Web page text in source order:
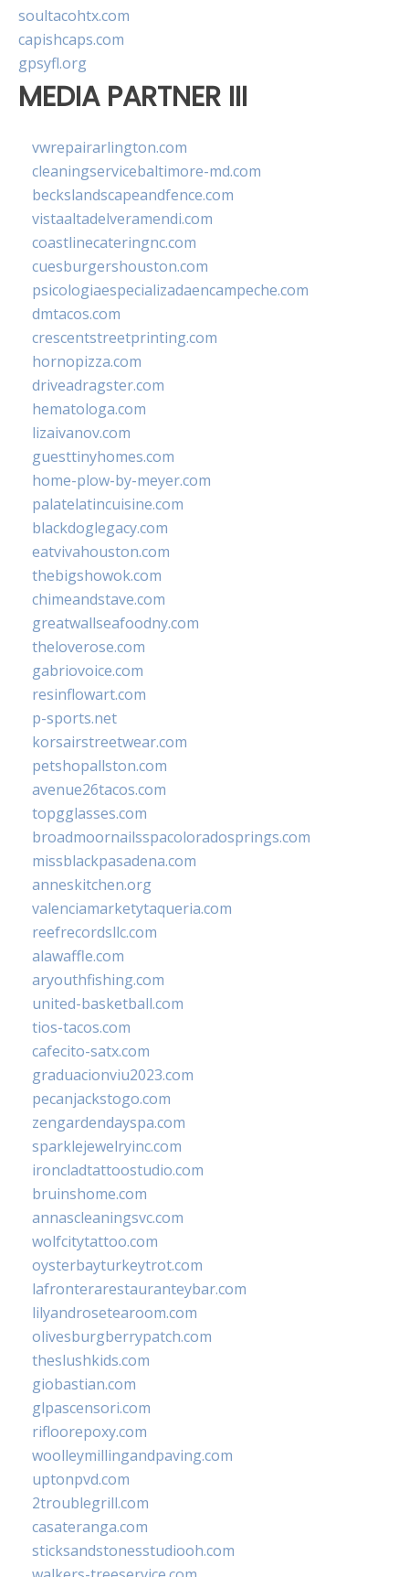
soultacohtx.com
capishcaps.com
gpsyfl.org
MEDIA PARTNER III
vwrepairarlington.com
cleaningservicebaltimore-md.com
beckslandscapeandfence.com
vistaaltadelveramendi.com
coastlinecateringnc.com
cuesburgershouston.com
psicologiaespecializadaencampeche.com
dmtacos.com
crescentstreetprinting.com
hornopizza.com
driveadragster.com
hematologa.com
lizaivanov.com
guesttinyhomes.com
home-plow-by-meyer.com
palatelatincuisine.com
blackdoglegacy.com
eatvivahouston.com
thebigshowok.com
chimeandstave.com
greatwallseafoodny.com
theloverose.com
gabriovoice.com
resinflowart.com
p-sports.net
korsairstreetwear.com
petshopallston.com
avenue26tacos.com
topgglasses.com
broadmoornailsspacoloradosprings.com
missblackpasadena.com
anneskitchen.org
valenciamarketytaqueria.com
reefrecordsllc.com
alawaffle.com
aryouthfishing.com
united-basketball.com
tios-tacos.com
cafecito-satx.com
graduacionviu2023.com
pecanjackstogo.com
zengardendayspa.com
sparklejewelryinc.com
ironcladtattoostudio.com
bruinshome.com
annascleaningsvc.com
wolfcitytattoo.com
oysterbayturkeytrot.com
lafronterarestauranteybar.com
lilyandrosetearoom.com
olivesburgberrypatch.com
theslushkids.com
giobastian.com
glpascensori.com
rifloorepoxy.com
woolleymillingandpaving.com
uptonpvd.com
2troublegrill.com
casateranga.com
sticksandstonesstudiooh.com